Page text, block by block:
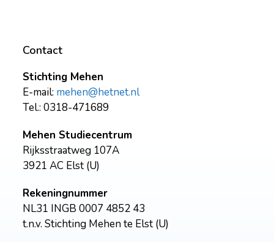
Contact
Stichting Mehen
E-mail: mehen@hetnet.nl
Tel.: 0318-471689
Mehen Studiecentrum
Rijksstraatweg 107A
3921 AC Elst (U)
Rekeningnummer
NL31 INGB 0007 4852 43
t.n.v. Stichting Mehen te Elst (U)